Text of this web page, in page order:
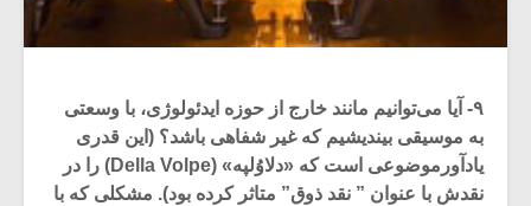
۹- آیا می‌توانیم مانند خارج از حوزه ایدئولوژی، با وسعتی
به موسیقی بیندیشیم که غیر شفاهی باشد؟ (این قدری
یادآورموضوعی است که «دلاوُلپه» (Della Volpe) را در
نقدش با عنوان ” نقد ذوق” متاثر کرده بود). مشکلی که با